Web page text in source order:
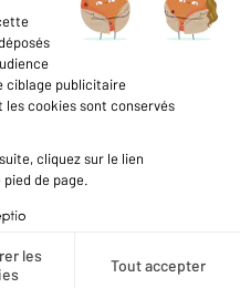
cookies